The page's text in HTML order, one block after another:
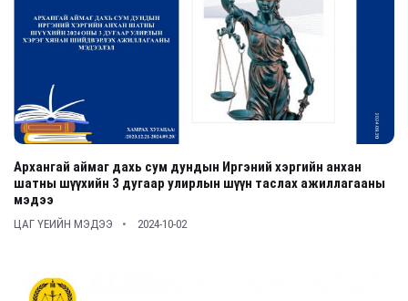
Архангай аймаг дахь сум дундын Иргэний хэргийн анхан
шатны шүүхийн 3 дугаар улирлын шүүн таслах ажиллагааны
мэдээ
ЦАГ ҮЕИЙН МЭДЭЭ 2024-10-02